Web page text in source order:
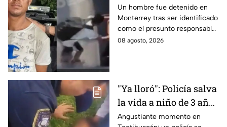
contra tráiler; provocó
su muerte en
Monterrey
Un hombre fue detenido en
Monterrey tras ser identificado
como el presunto responsable
de la muerte de un adulto
08 agosto, 2026
"Ya lloró": Policía salva
la vida a niño de 3 años
que cayó a un lago en
Angustiante momento en